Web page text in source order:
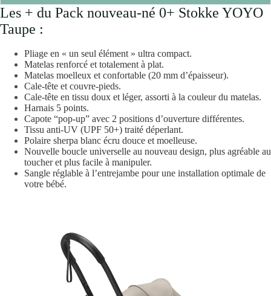
Les + du Pack nouveau-né 0+ Stokke YOYO
Taupe :
Pliage en « un seul élément » ultra compact.
Matelas renforcé et totalement à plat.
Matelas moelleux et confortable (20 mm d’épaisseur).
Cale-tête et couvre-pieds.
Cale-tête en tissu doux et léger, assorti à la couleur du matelas.
Harnais 5 points.
Capote “pop-up” avec 2 positions d’ouverture différentes.
Tissu anti-UV (UPF 50+) traité déperlant.
Polaire sherpa blanc écru douce et moelleuse.
Nouvelle boucle universelle au nouveau design, plus agréable au
toucher et plus facile à manipuler.
Sangle réglable à l’entrejambe pour une installation optimale de
votre bébé.